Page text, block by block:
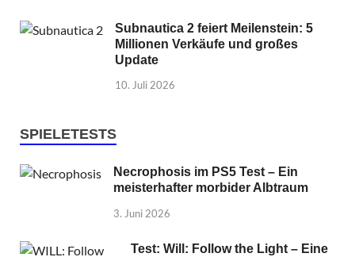
Subnautica 2 feiert Meilenstein: 5
Millionen Verkäufe und großes
Update
10. Juli 2026
SPIELETESTS
Necrophosis im PS5 Test – Ein
meisterhafter morbider Albtraum
3. Juni 2026
Test: Will: Follow the Light – Eine